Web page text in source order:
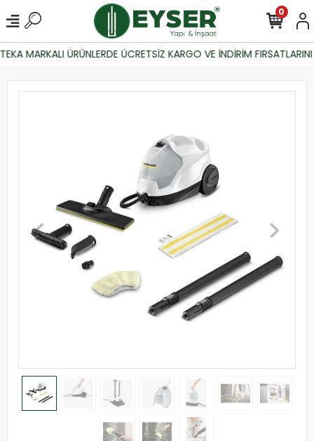
MARKALI ÜRÜNLERDE ÜCRETSİZ KARGO VE İNDİRİM
0